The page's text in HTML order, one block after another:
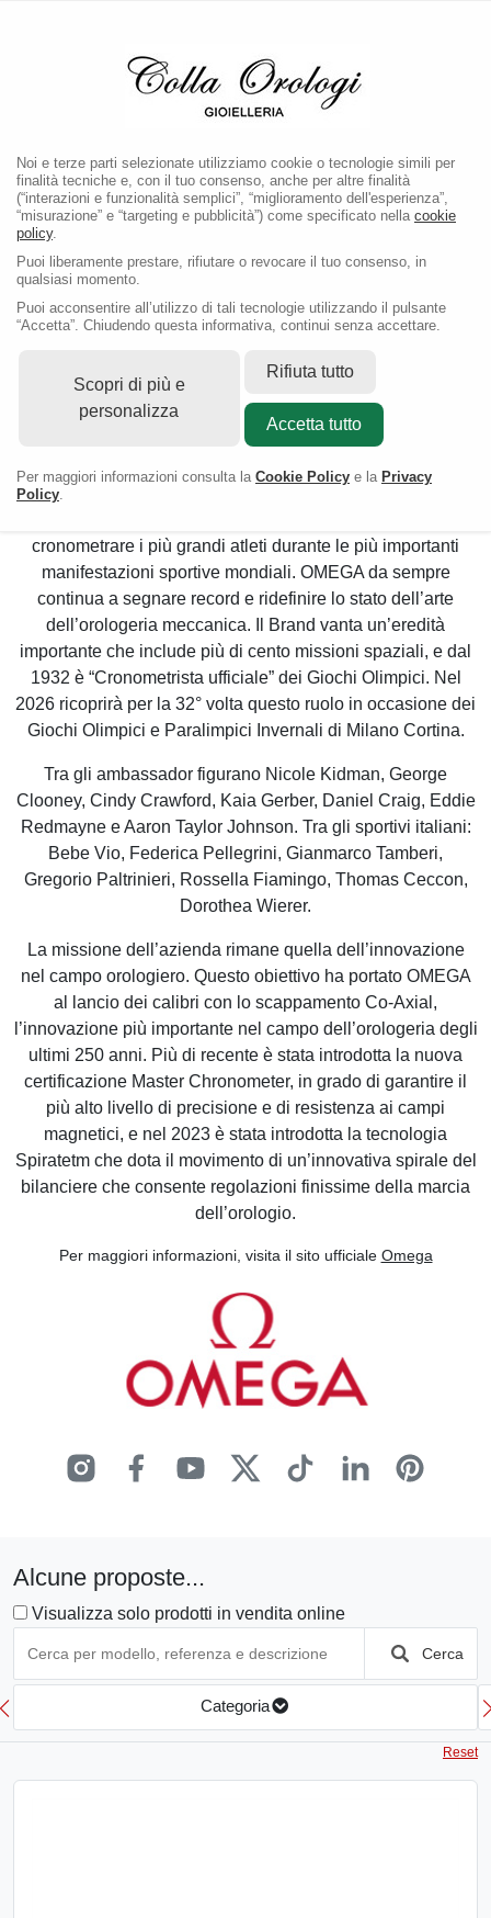
LA BOUTIQUE E' CHIUSA PER PAUSA ESTIVA FINO AL
Benvenuti da Colla Orologi
Rivenditore Autorizzato OMEGA
a Pavia
Dal 1848 lo spirito pionieristico di OMEGA non solo ha
portato l’azienda sulla Luna e alla conquista delle
cronometrare i più grandi atleti durante le più importanti
manifestazioni sportive mondiali. OMEGA da sempre
continua a segnare record e ridefinire lo stato dell’arte
dell’orologeria meccanica. Il Brand vanta un’eredità
importante che include più di cento missioni spaziali, e dal
1932 è “Cronometrista ufficiale” dei Giochi Olimpici. Nel
2026 ricoprirà per la 32° volta questo ruolo in occasione dei
Giochi Olimpici e Paralimpici Invernali di Milano Cortina.
Tra gli ambassador figurano Nicole Kidman, George
Clooney, Cindy Crawford, Kaia Gerber, Daniel Craig, Eddie
Redmayne e Aaron Taylor Johnson. Tra gli sportivi italiani:
Bebe Vio, Federica Pellegrini, Gianmarco Tamberi,
Gregorio Paltrinieri, Rossella Fiamingo, Thomas Ceccon,
Dorothea Wierer.
La missione dell’azienda rimane quella dell’innovazione
nel campo orologiero. Questo obiettivo ha portato OMEGA
al lancio dei calibri con lo scappamento Co-Axial,
l’innovazione più importante nel campo dell’orologeria degli
ultimi 250 anni. Più di recente è stata introdotta la nuova
certificazione Master Chronometer, in grado di garantire il
più alto livello di precisione e di resistenza ai campi
magnetici, e nel 2023 è stata introdotta la tecnologia
Spiratetm che dota il movimento di un’innovativa spirale del
bilanciere che consente regolazioni finissime della marcia
dell’orologio.
Per maggiori informazioni, visita il sito ufficiale Omega
Alcune proposte...
Visualizza solo prodotti in vendita online
Cerca
Categoria
Reset
Noi e terze parti selezionate utilizziamo cookie o tecnologie simili per
finalità tecniche e, con il tuo consenso, anche per altre finalità
(“interazioni e funzionalità semplici”, “miglioramento dell'esperienza”,
“misurazione” e “targeting e pubblicità”) come specificato nella cookie
policy.
Puoi liberamente prestare, rifiutare o revocare il tuo consenso, in
qualsiasi momento.
Puoi acconsentire all’utilizzo di tali tecnologie utilizzando il pulsante
“Accetta”. Chiudendo questa informativa, continui senza accettare.
Scopri di più e
personalizza
Rifiuta tutto
Accetta tutto
Per maggiori informazioni consulta la Cookie Policy e la Privacy
Policy.